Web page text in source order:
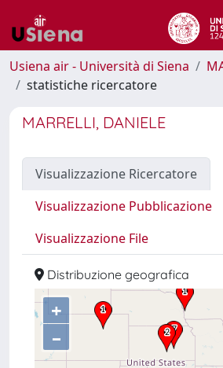
Usiena air - Università di Siena
statistiche ricercatore
MARRELLI, DANIELE
Visualizzazione Ricercatore
Visualizzazione Pubblicazione
Visualizzazione File
Distribuzione geografica
+
–